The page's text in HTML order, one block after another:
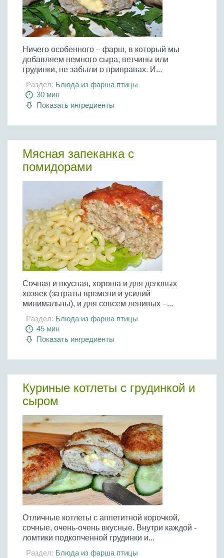
Ничего особенного – фарш, в который мы
добавляем немного сыра, ветчины или
грудинки, не забыли о приправах. И...
Раздел: Блюда из фарша птицы
30 мин
Показать ингредиенты
Мясная запеканка с
помидорами
Сочная и вкусная, хороша и для деловых
хозяек (затраты времени и усилий
минимальны), и для совсем ленивых –...
Раздел: Блюда из фарша птицы
45 мин
Показать ингредиенты
Куриные котлеты с грудинкой и
сыром
Отличные котлеты с аппетитной корочкой,
сочные, очень-очень вкусные. Внутри каждой -
ломтики подкопченной грудинки и...
Раздел: Блюда из фарша птицы